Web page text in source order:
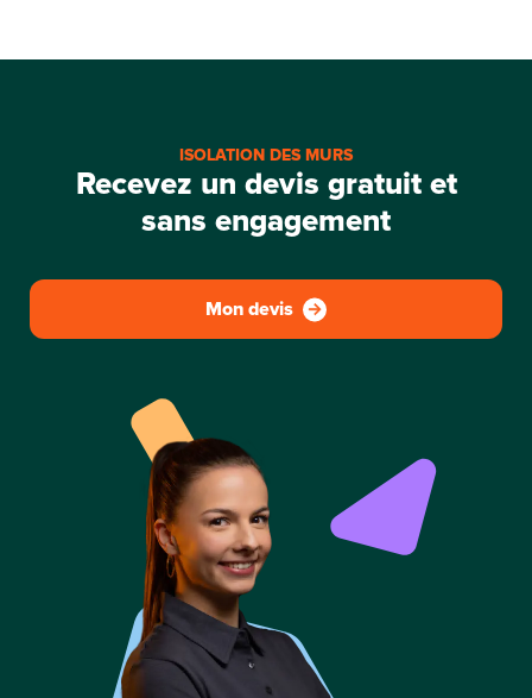
ISOLATION DES MURS
Recevez un devis gratuit et
sans engagement
Mon devis